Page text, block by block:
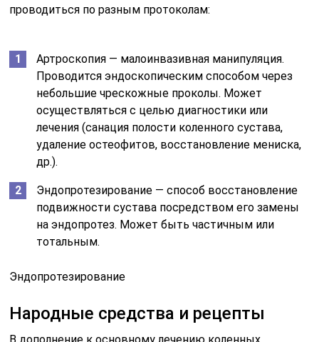
проводиться по разным протоколам:
Артроскопия — малоинвазивная манипуляция.
Проводится эндоскопическим способом через
небольшие чрескожные проколы. Может
осуществляться с целью диагностики или
лечения (санация полости коленного сустава,
удаление остеофитов, восстановление мениска,
др.).
Эндопротезирование — способ восстановление
подвижности сустава посредством его замены
на эндопротез. Может быть частичным или
тотальным.
Эндопротезирование
Народные средства и рецепты